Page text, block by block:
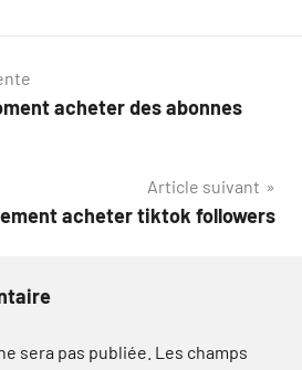
acheter des abonnes
Article suivant
acheter tiktok followers
sera pas publiée. Les champs